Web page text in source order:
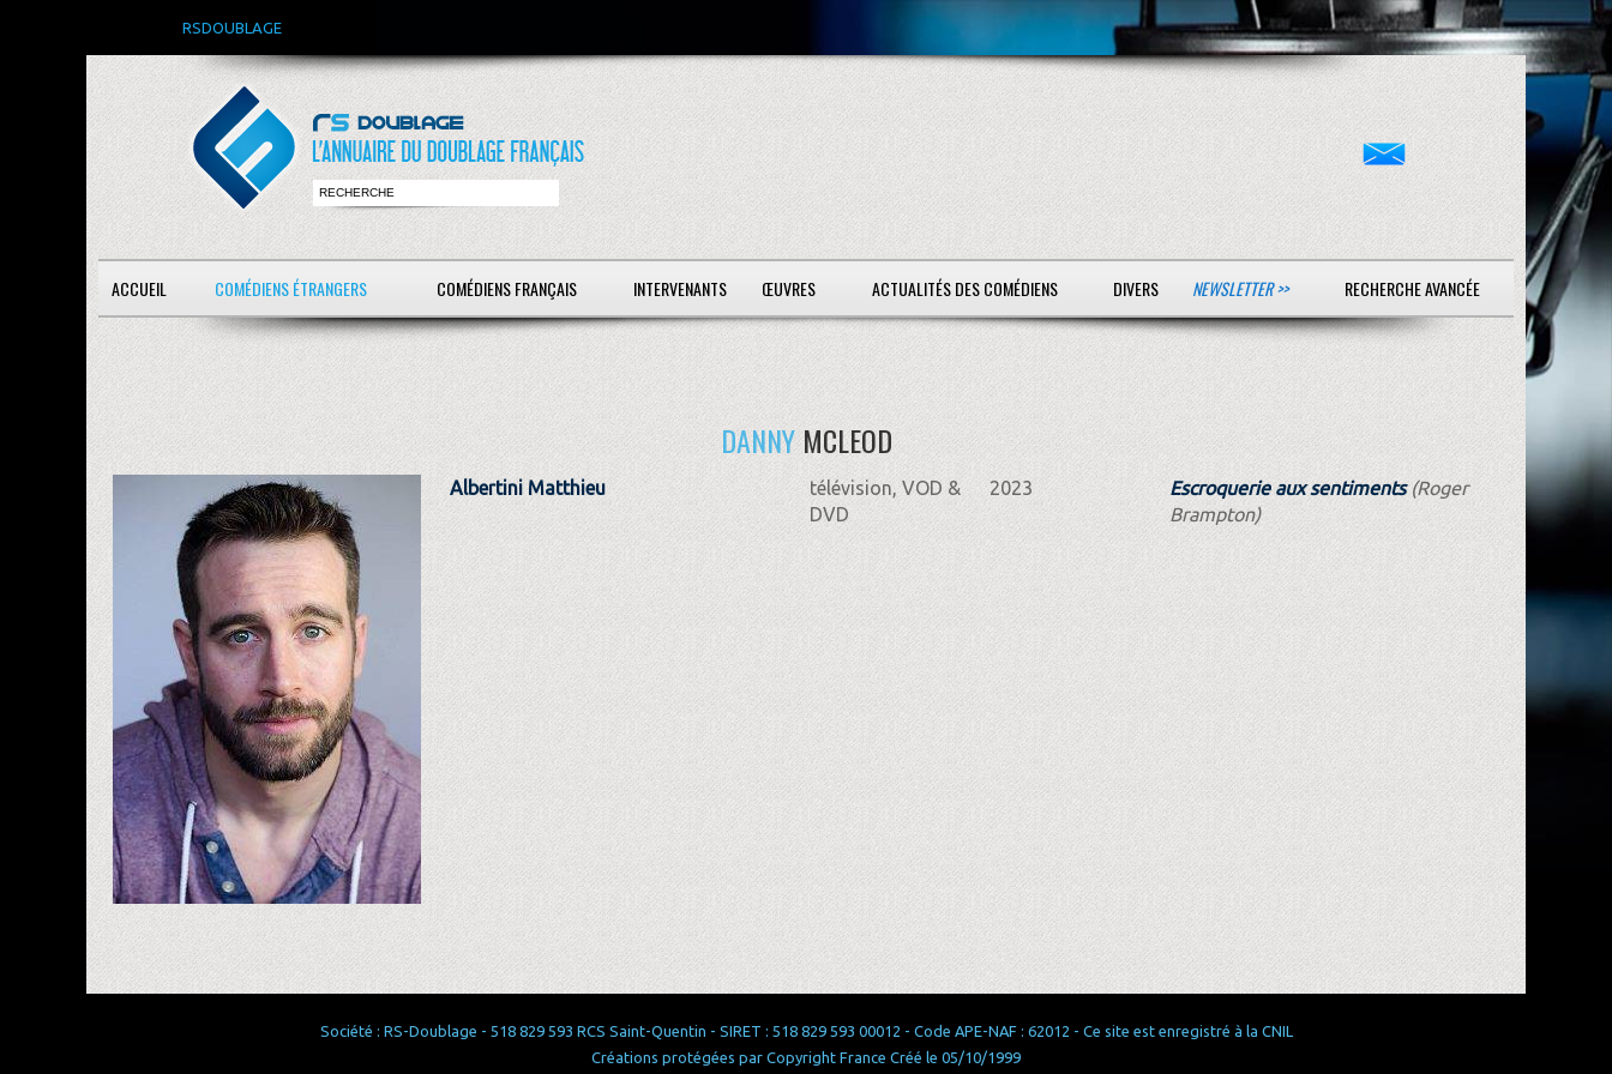
RSDOUBLAGE
ACCUEIL COMÉDIENS ÉTRANGERS COMÉDIENS FRANÇAIS INTERVENANTS ŒUVRES ACTUALITÉS DES COMÉDIENS DIVERS NEWSLETTER >> RECHERCHE AVANCÉE
DANNYMCLEOD
Albertini Matthieu
télévision, VOD &
DVD
2023 Escroquerie aux sentiments(Roger
Brampton)
Société : RS-Doublage - 518 829 593 RCS Saint-Quentin - SIRET : 518 829 593 00012 - Code APE-NAF : 62012 - Ce site est enregistré à la CNIL
Créations protégées par Copyright France Créé le 05/10/1999